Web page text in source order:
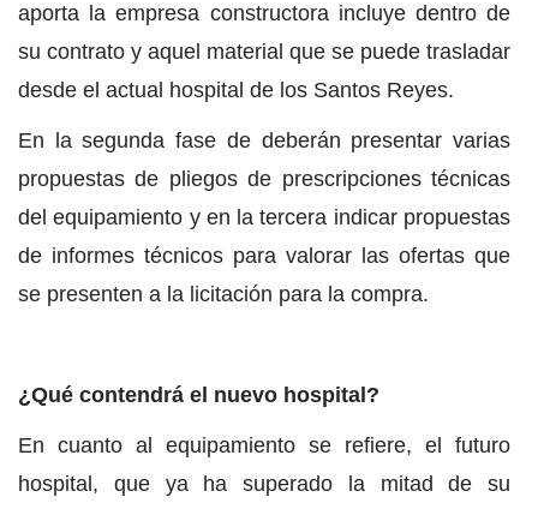
aporta la empresa constructora incluye dentro de
su contrato y aquel material que se puede trasladar
desde el actual hospital de los Santos Reyes.
En la segunda fase de deberán presentar varias
propuestas de pliegos de prescripciones técnicas
del equipamiento y en la tercera indicar propuestas
de informes técnicos para valorar las ofertas que
se presenten a la licitación para la compra.
¿Qué contendrá el nuevo hospital?
En cuanto al equipamiento se refiere, el futuro
hospital, que ya ha superado la mitad de su